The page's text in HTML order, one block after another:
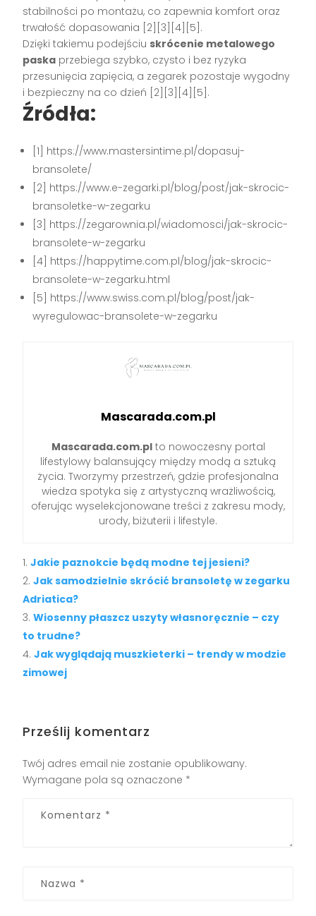
stabilności po montażu, co zapewnia komfort oraz
trwałość dopasowania [2][3][4][5].
Dzięki takiemu podejściu skrócenie metalowego
paska przebiega szybko, czysto i bez ryzyka
przesunięcia zapięcia, a zegarek pozostaje wygodny
i bezpieczny na co dzień [2][3][4][5].
Źródła:
[1] https://www.mastersintime.pl/dopasuj-
bransolete/
[2] https://www.e-zegarki.pl/blog/post/jak-skrocic-
bransoletke-w-zegarku
[3] https://zegarownia.pl/wiadomosci/jak-skrocic-
bransolete-w-zegarku
[4] https://happytime.com.pl/blog/jak-skrocic-
bransolete-w-zegarku.html
[5] https://www.swiss.com.pl/blog/post/jak-
wyregulowac-bransolete-w-zegarku
Mascarada.com.pl
Mascarada.com.plto nowoczesny portal
lifestylowy balansujący między modą a sztuką
życia. Tworzymy przestrzeń, gdzie profesjonalna
wiedza spotyka się z artystyczną wrażliwością,
oferując wyselekcjonowane treści z zakresu mody,
urody, biżuterii i lifestyle.
Jakie paznokcie będą modne tej jesieni?
Jak samodzielnie skrócić bransoletę w zegarku
Adriatica?
Wiosenny płaszcz uszyty własnoręcznie – czy
to trudne?
Jak wyglądają muszkieterki – trendy w modzie
zimowej
Prześlij komentarz
Twój adres email nie zostanie opublikowany.
Wymagane pola są oznaczone *